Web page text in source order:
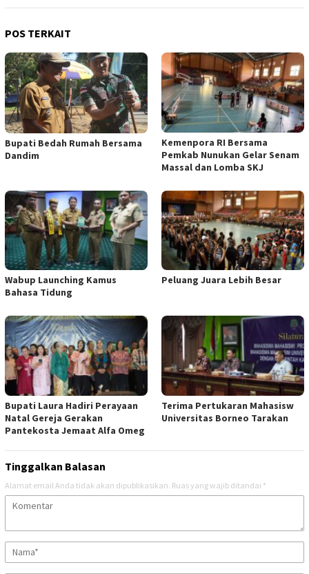
POS TERKAIT
Bupati Bedah Rumah Bersama
Dandim
Kemenpora RI Bersama
Pemkab Nunukan Gelar Senam
Massal dan Lomba SKJ
Wabup Launching Kamus
Bahasa Tidung
Peluang Juara Lebih Besar
Bupati Laura Hadiri Perayaan
Natal Gereja Gerakan
Pantekosta Jemaat Alfa Omeg
Terima Pertukaran Mahasisw
Universitas Borneo Tarakan
Tinggalkan Balasan
Alamat email Anda tidak akan dipublikasikan. Ruas yang wajib ditandai *